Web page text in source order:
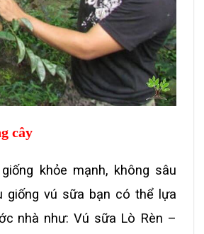
cây
khỏe mạnh, không sâu
giống vú sữa bạn có thể lựa
nhà như: Vú sữa Lò Rèn –